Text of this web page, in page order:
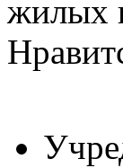
жилых